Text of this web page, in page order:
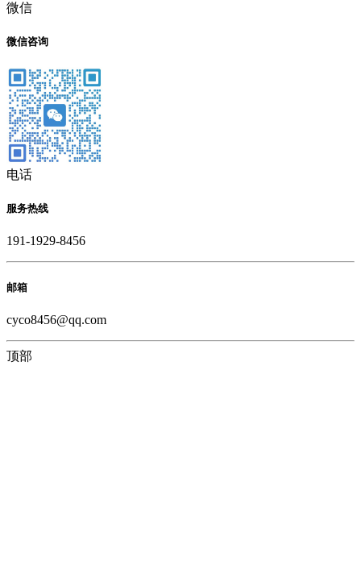
微信
微信咨询
电话
服务热线
191-1929-8456
邮箱
cyco8456@qq.com
顶部